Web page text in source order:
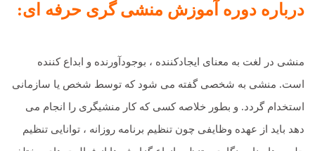
درباره دوره آموزش منشی گری حرفه ای:
منشی در لغت به معنای ایجادکننده ، بوجودآورنده و ابداع کننده
است. منشی به شخصی گفته می شود که توسط شخص یا سازمانی
استخدام گردد. و بطور خلاصه کسی که کار منشیگری را انجام می
دهد باید از عهده وظایفی چون تنظیم برنامه روزانه ، توانایی تنظیم